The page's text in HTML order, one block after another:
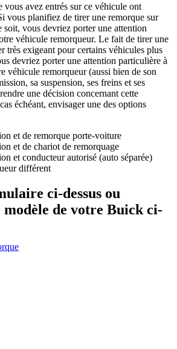
vous avez entrés sur ce véhicule ont
vous planifiez de tirer une remorque sur
soit, vous devriez porter une attention
véhicule remorqueur. Le fait de tirer une
très exigeant pour certains véhicules plus
devriez porter une attention particulière à
véhicule remorqueur (aussi bien de son
sa suspension, ses freins et ses
une décision concernant cette
échéant, envisager une des options
et de remorque porte-voiture
et de chariot de remorquage
et conducteur autorisé (auto séparée)
différent
ci-dessus ou
modèle de votre Buick ci-